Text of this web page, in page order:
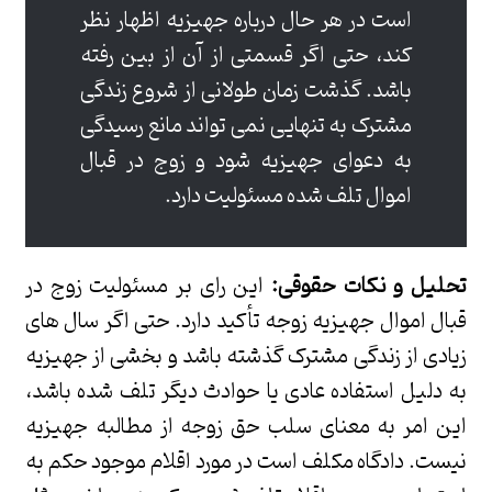
است در هر حال درباره جهیزیه اظهار نظر
کند، حتی اگر قسمتی از آن از بین رفته
باشد. گذشت زمان طولانی از شروع زندگی
مشترک به تنهایی نمی تواند مانع رسیدگی
به دعوای جهیزیه شود و زوج در قبال
اموال تلف شده مسئولیت دارد.
تحلیل و نکات حقوقی: این رای بر مسئولیت زوج در
قبال اموال جهیزیه زوجه تأکید دارد. حتی اگر سال های
زیادی از زندگی مشترک گذشته باشد و بخشی از جهیزیه
به دلیل استفاده عادی یا حوادث دیگر تلف شده باشد،
این امر به معنای سلب حق زوجه از مطالبه جهیزیه
نیست. دادگاه مکلف است در مورد اقلام موجود حکم به